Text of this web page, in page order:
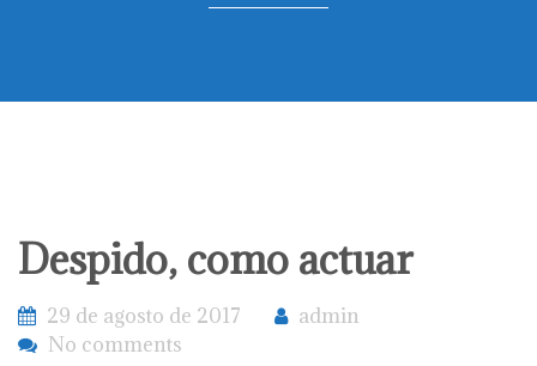
Despido, como actuar
29 de agosto de 2017
admin
No comments